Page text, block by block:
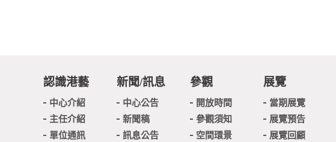
認識港藝
中心介紹
主任介紹
單位通訊
新聞/訊息
中心公告
新聞稿
訊息公告
參觀
開放時間
參觀須知
空間環景
展覽
當期展覽
展覽預告
展覽回顧